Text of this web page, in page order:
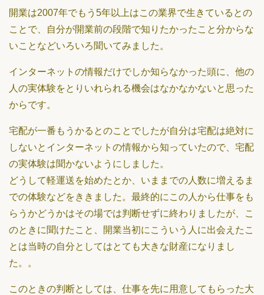
開業は2007年でもう5年以上はこの業界で生きているとの
ことで、自分が開業前の段階で知りたかったこと分からな
いことなどいろいろ聞いてみました。
インターネットの情報だけでしか知らなかった頭に、他の
人の実体験をとりいれられる機会はなかなかないと思った
からです。
宅配が一番もうかるとのことでしたが自分は宅配は絶対に
しないとインターネットの情報から知っていたので、宅配
の実体験は聞かないようにしました。
どうして軽運送を始めたとか、いままでの人数に増えるま
での体験などをききました。最終的にこの人から仕事をも
らうかどうかはその場では判断せずに終わりましたが、こ
のときに聞けたこと、開業当初にこういう人に出会えたこ
とは当時の自分としてはとても大きな財産になりまし
た。。
このときの判断としては、仕事を先に用意してもらった大